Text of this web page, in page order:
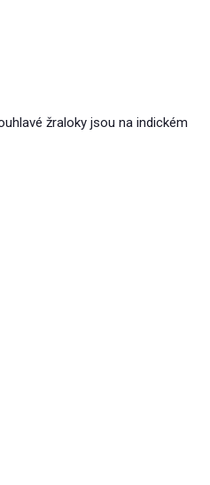
žraloky jsou na indickém